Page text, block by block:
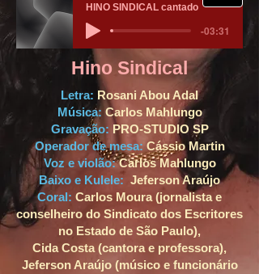
HINO SINDICAL cantado
-03:31
Hino Sindical
Letra: Rosani Abou Adal
Música: Carlos Mahlungo
Gravação: PRO-STUDIO SP
Operador de mesa: Cássio Martin
Voz e violão:Carlos Mahlungo
Baixo e Kulele: Jeferson Araújo
Coral: Carlos Moura (jornalista e
conselheiro do Sindicato dos Escritores
no Estado de São Paulo),
Cida Costa (cantora e professora),
Jeferson Araújo (músico e funcionário